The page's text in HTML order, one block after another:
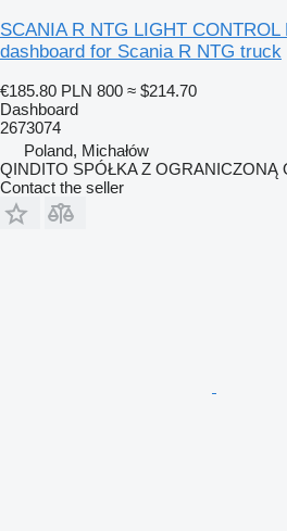
SCANIA R NTG LIGHT CONTROL
dashboard for Scania R NTG truck
€185.80 PLN 800 ≈ $214.70
Dashboard
2673074
Poland, Michałów
QINDITO SPÓŁKA Z OGRANICZONĄ
Contact the seller